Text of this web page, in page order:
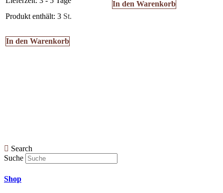
Produkt enthält: 3 St.
In den Warenkorb
In den Warenkorb
Search
Suche
Shop